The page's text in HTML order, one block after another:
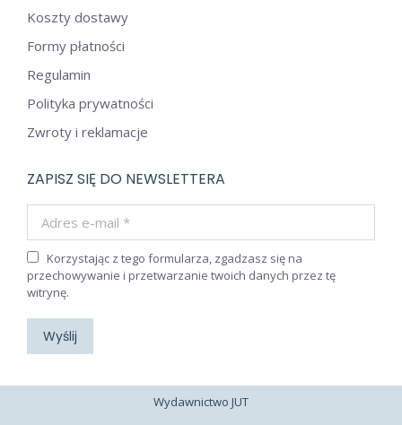
Koszty dostawy
Formy płatności
Regulamin
Polityka prywatności
Zwroty i reklamacje
ZAPISZ SIĘ DO NEWSLETTERA
Korzystając z tego formularza, zgadzasz się na
przechowywanie i przetwarzanie twoich danych przez tę
witrynę.
Wyślij
Wydawnictwo JUT